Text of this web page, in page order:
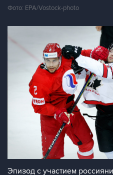
Фото: EPA/Vostock-photo
Эпизод с участием